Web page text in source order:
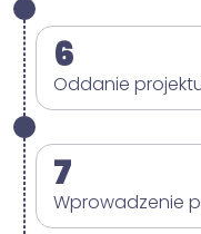
6
Oddanie
7
Wprowadzenie